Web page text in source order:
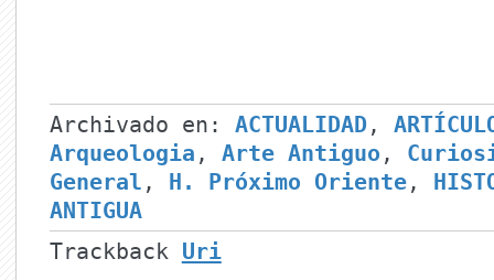
Archivado en: ACTUALIDAD,
Arqueologia , Arte Antiguo ,
General , H. Próximo Oriente,
ANTIGUA
Trackback Uri